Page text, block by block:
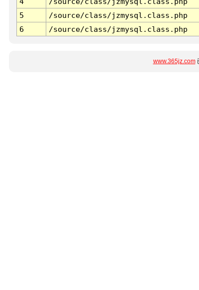
5
/source/class/jzmysql.class.php
6
/source/class/jzmysql.class.php
www.365jz.com